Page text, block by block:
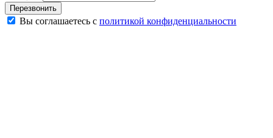
Перезвонить
Вы соглашаетесь с политикой конфиденциальности